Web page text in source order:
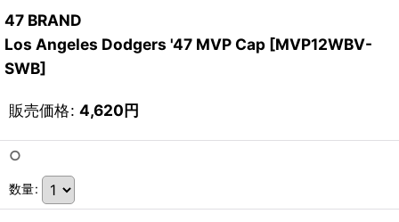
47 BRAND
Los Angeles Dodgers '47 MVP Cap [MVP12WBV-
SWB]
販売価格: 4,620円
○
数量: